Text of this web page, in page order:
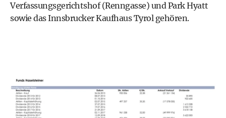
Verfassungsgerichtshof (Renngasse) und Park Hyatt
sowie das Innsbrucker Kaufhaus Tyrol gehören.